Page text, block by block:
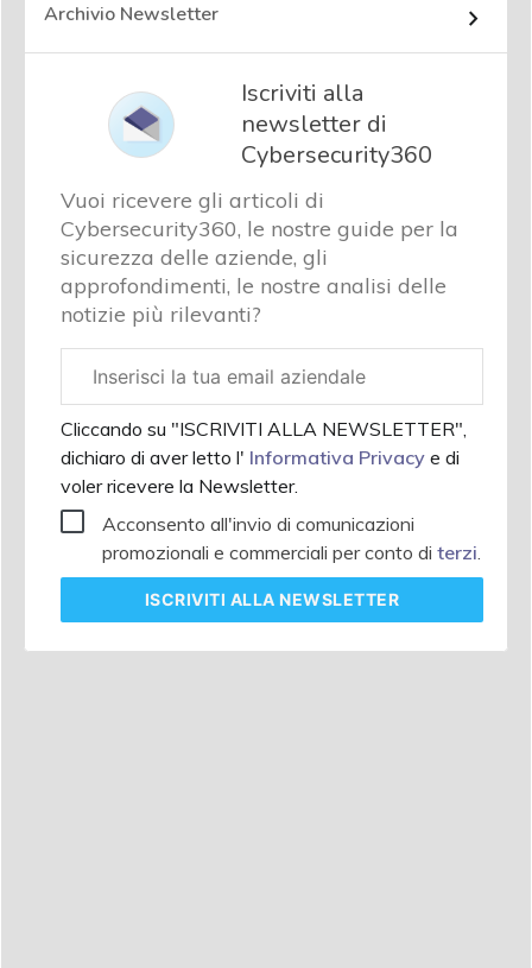
Archivio Newsletter
Iscriviti alla
newsletter di
Cybersecurity360
Vuoi ricevere gli articoli di
Cybersecurity360, le nostre guide per la
sicurezza delle aziende, gli
approfondimenti, le nostre analisi delle
notizie più rilevanti?
aziendale
Cliccando su "ISCRIVITI ALLA NEWSLETTER",
dichiaro di aver letto l' Informativa Privacy e di
voler ricevere la Newsletter.
Acconsento all'invio di comunicazioni
promozionali e commerciali per conto di terzi
ISCRIVITI ALLA NEWSLETTER